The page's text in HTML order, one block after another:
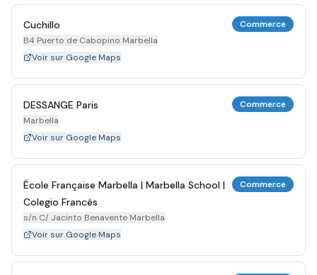
Cuchillo
B4 Puerto de Cabopino Marbella
Commerce
Voir sur Google Maps
DESSANGE Paris
Marbella
Commerce
Voir sur Google Maps
École Française Marbella | Marbella School |
Colegio Francés
s/n C/ Jacinto Benavente Marbella
Commerce
Voir sur Google Maps